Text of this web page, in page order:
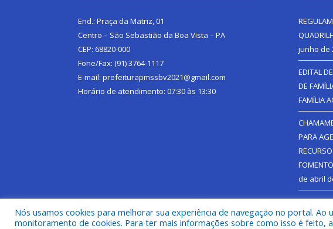
End.: Praça da Matriz, 01
Centro – São Sebastião da Boa Vista – PA
CEP: 68820-000
Fone/Fax: (91) 3764-1117
E-mail: prefeiturapmssbv2021@gmail.com
Horário de atendimento: 07:30 às 13:30
junho de
EDITAL
DE
FAMÍLIA
PARA
de abril
Nós usamos cookies para melhorar sua experiência de navegação no portal.
monitoramento de cookies. Para ter mais informações sobre como isso é feito,